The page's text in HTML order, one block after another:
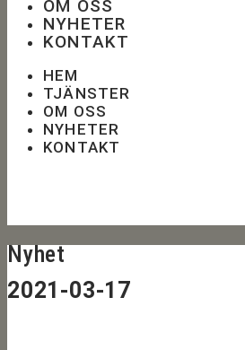
OM OSS
NYHETER
KONTAKT
HEM
TJÄNSTER
OM OSS
NYHETER
KONTAKT
Nyhet
2021-03-17